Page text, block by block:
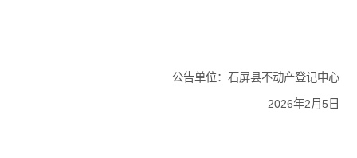
公告单位：石屏县不动产登记中心
2026年2月5日